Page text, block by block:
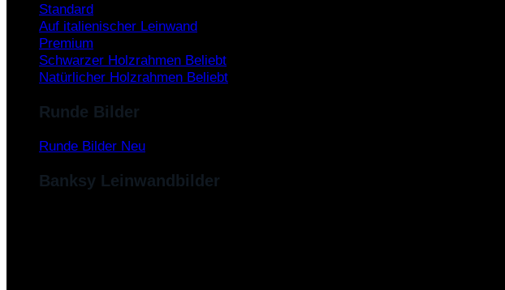
Standard
Auf italienischer Leinwand
Premium
Schwarzer Holzrahmen
Natürlicher Holzrahmen
Runde Bilder
Runde Bilder
Banksy Leinwandbilder